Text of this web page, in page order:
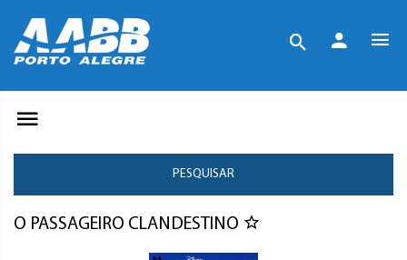
PESQUISAR
O PASSAGEIRO CLANDESTINO